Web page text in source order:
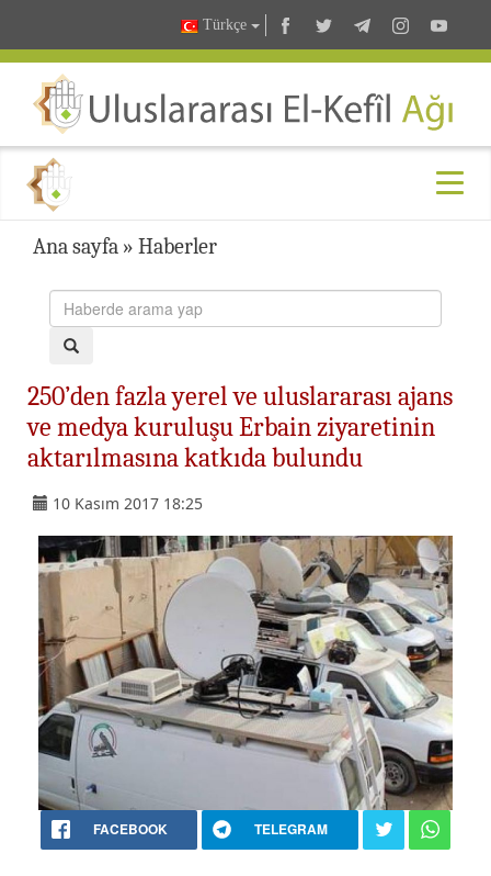
Türkçe
Ana sayfa » Haberler
250’den fazla yerel ve uluslararası ajans
ve medya kuruluşu Erbain ziyaretinin
aktarılmasına katkıda bulundu
10 Kasım 2017 18:25
FACEBOOK TELEGRAM